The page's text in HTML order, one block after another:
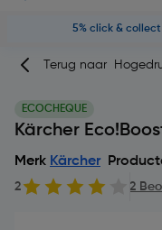
5% click &
Terug naar
ECOCHEQUE
Kärcher
Merk Kärcher
2 2